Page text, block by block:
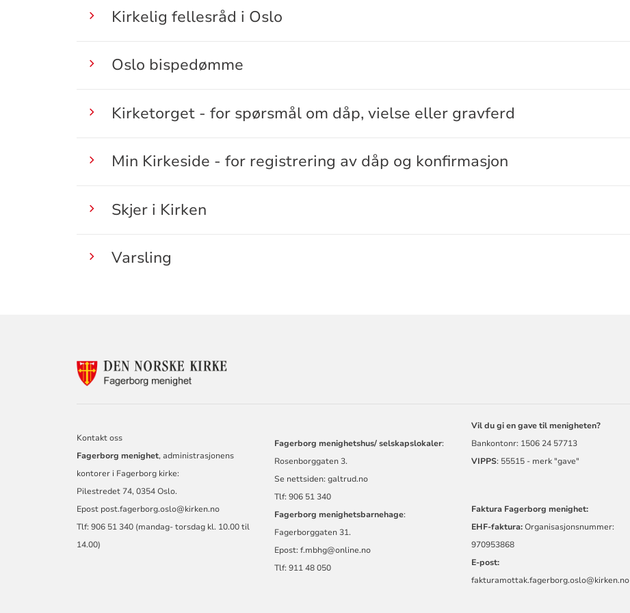
Kirkelig fellesråd i Oslo
Oslo bispedømme
Kirketorget - for spørsmål om dåp, vielse eller gravferd
Min Kirkeside - for registrering av dåp og konfirmasjon
Skjer i Kirken
Varsling
KONTAKTINFORMASJON
Kontakt oss
Fagerborg menighet, administrasjonens
kontorer i Fagerborg kirke:
Pilestredet 74, 0354 Oslo.
Epost post.fagerborg.oslo@kirken.no
Tlf: 906 51 340 (mandag- torsdag kl. 10.00 til
14.00)
Fagerborg menighetshus/ selskapslokaler:
Rosenborggaten 3.
Se nettsiden: galtrud.no
Tlf: 906 51 340
Fagerborg menighetsbarnehage:
Fagerborggaten 31.
Epost: f.mbhg@online.no
Tlf: 911 48 050
Vil du gi en gave til menigheten?
Bankontonr: 1506 24 57713
VIPPS: 55515 - merk "gave"
Faktura Fagerborg menighet:
EHF-faktura:Organisasjonsnummer:
970953868
E-post:
fakturamottak.fagerborg.oslo@kirken.no